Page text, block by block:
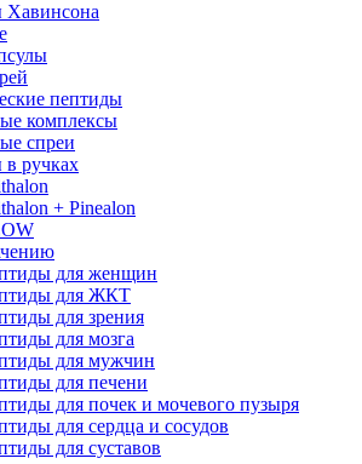
пептиды
комплексы
спреи
ручках
+ Pinealon
для женщин
для ЖКТ
для зрения
для мозга
для мужчин
для печени
для почек и мочевого пузыря
для сердца и сосудов
для суставов